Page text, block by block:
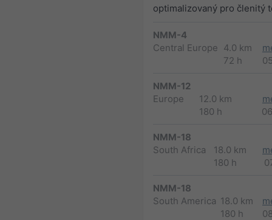
optimalizovaný pro členitý
NMM-4
Central Europe 4.0 km
72 h
NMM-12
Europe
12.0 km
180 h
NMM-18
South Africa
18.0 km
180 h
NMM-18
South America 18.0 km
180 h